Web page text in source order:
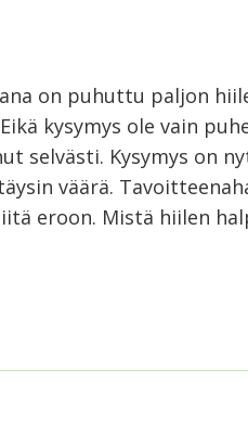
on puhuttu paljon
kysymys ole vain
selvästi. Kysymys on
väärä.
eroon. Mistä hiilen